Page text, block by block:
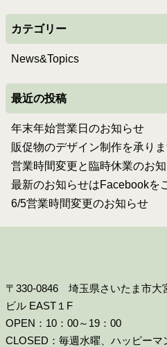
カテゴリー
News&Topics
最近の投稿
年末年始営業日のお知らせ
販促物のデザイン制作を承りま
営業時間変更と臨時休業のお
最新のお知らせはFacebookを
6/5営業時間変更のお知らせ
〒330-0846 埼玉県さいたま市大
ビル EAST１F
OPEN：10：00～19：00
CLOSED：毎週水曜、ハッピーマ